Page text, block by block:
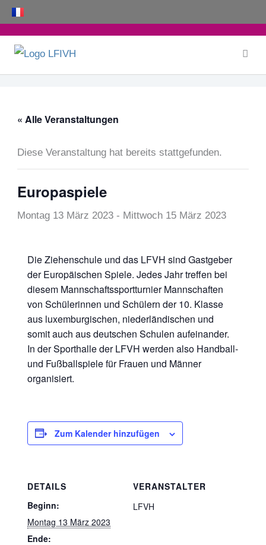
Zum
Inhalt
springen
« Alle Veranstaltungen
Diese Veranstaltung hat bereits stattgefunden.
Europaspiele
Montag 13 März 2023 - Mittwoch 15 März 2023
Die Ziehenschule und das LFVH sind Gastgeber
der Europäischen Spiele. Jedes Jahr treffen bei
diesem Mannschaftssportturnier Mannschaften
von Schülerinnen und Schülern der 10. Klasse
aus luxemburgischen, niederländischen und
somit auch aus deutschen Schulen aufeinander.
In der Sporthalle der LFVH werden also Handball-
und Fußballspiele für Frauen und Männer
organisiert.
Zum Kalender hinzufügen
DETAILS
Beginn:
Montag 13 März 2023
Ende:
VERANSTALTER
LFVH